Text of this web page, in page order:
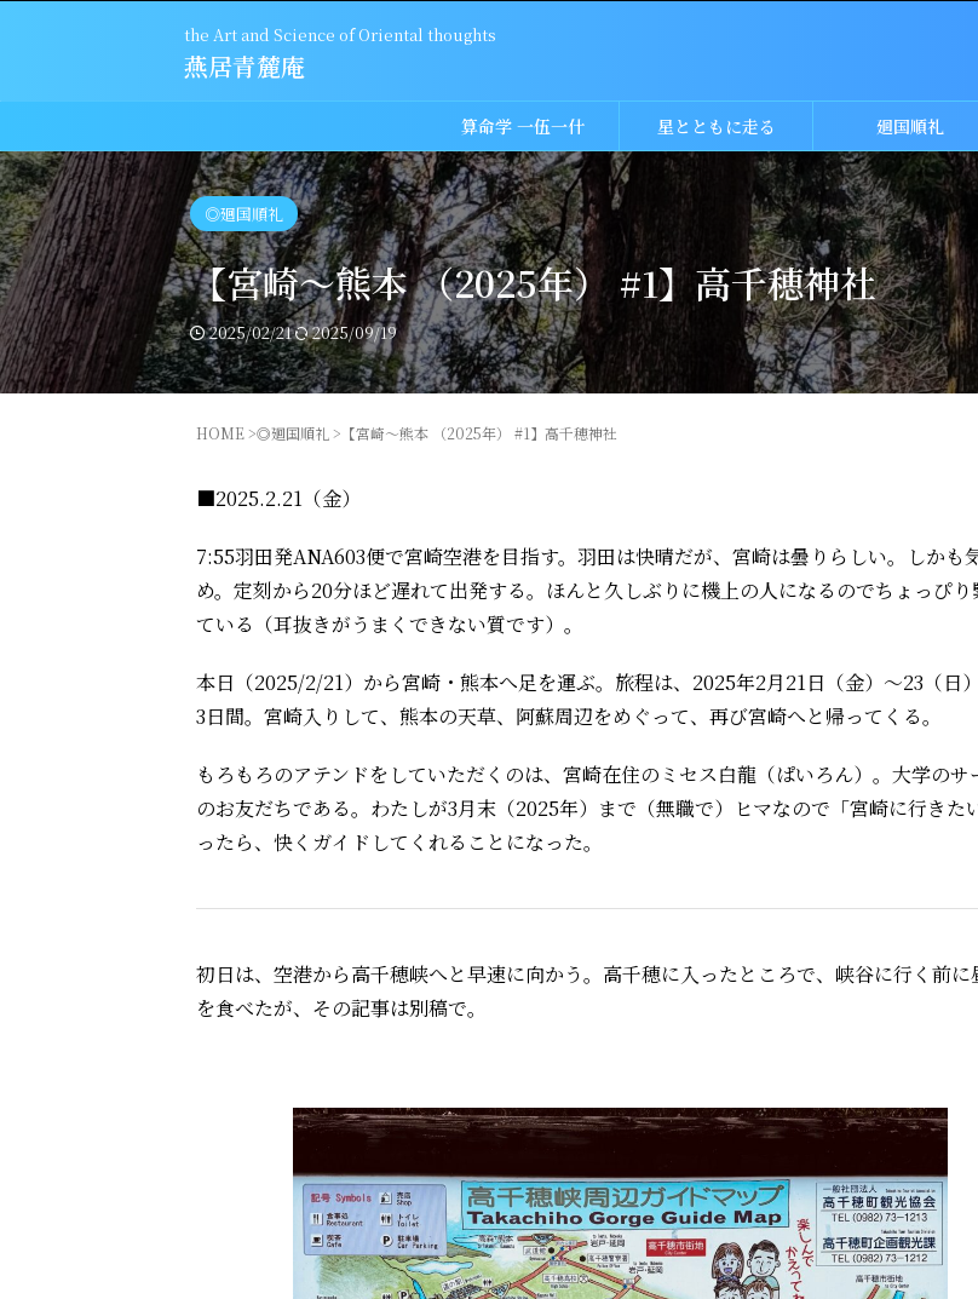
the Art and Science of Oriental thoughts
燕居青麓庵
算命学 一伍一什 星とともに走る 廻国順礼
◎廻国順礼
【宮崎～熊本 （2025年） #1】高千穂神社
2025/02/21 2025/09/19
HOME>◎廻国順礼> 【宮崎～熊本 （2025年） #1】高千穂神社
■2025.2.21（金）
7:55羽田発ANA603便で宮崎空港を目指す。羽田は快晴だが、宮崎は曇りらしい。しかも
め。定刻から20分ほど遅れて出発する。ほんと久しぶりに機上の人になるのでちょっぴり
ている（耳抜きがうまくできない質です）。
本日（2025/2/21）から宮崎・熊本へ足を運ぶ。旅程は、2025年2月21日（金）～23（日
3日間。宮崎入りして、熊本の天草、阿蘇周辺をめぐって、再び宮崎へと帰ってくる。
もろもろのアテンドをしていただくのは、宮崎在住のミセス白龍（ぱいろん）。大学のサ
のお友だちである。わたしが3月末（2025年）まで（無職で）ヒマなので「宮崎に行きた
ったら、快くガイドしてくれることになった。
初日は、空港から高千穂峡へと早速に向かう。高千穂に入ったところで、峡谷に行く前に
を食べたが、その記事は別稿で。